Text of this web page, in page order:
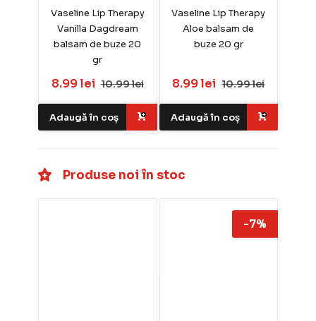
Vaseline Lip Therapy
Vanilla Dagdream
balsam de buze 20
gr
8.99 lei 10.99 lei
Adaugă în coș
Vaseline Lip Therapy
Aloe balsam de
buze 20 gr
8.99 lei 10.99 lei
Adaugă în coș
Produse noi în stoc
-7%